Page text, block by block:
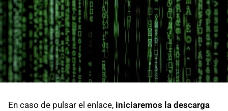
En caso de pulsar el enlace, iniciaremos la descarga